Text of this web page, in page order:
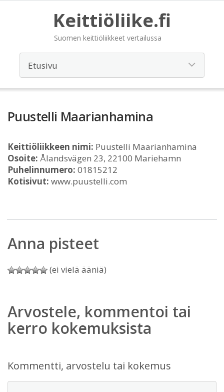
Keittiöliike.fi
Suomen keittiöliikkeet vertailussa
Puustelli Maarianhamina
Keittiöliikkeen nimi: Puustelli Maarianhamina
Osoite: Ålandsvägen 23, 22100 Mariehamn
Puhelinnumero: 01815212
Kotisivut: www.puustelli.com
Anna pisteet
(ei vielä ääniä)
Arvostele, kommentoi tai
kerro kokemuksista
Kommentti, arvostelu tai kokemus